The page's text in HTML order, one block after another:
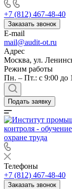
+7 (812) 467-48-40
Заказать звонок
E-mail
mail@audit-ot.ru
Адрес
Москва, ул.
Режим работы
Пн. – Пт.: с 9:00 до
Подать заявку
Телефоны
+7 (812) 467-48-40
Заказать звонок